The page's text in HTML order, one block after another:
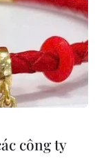
công ty